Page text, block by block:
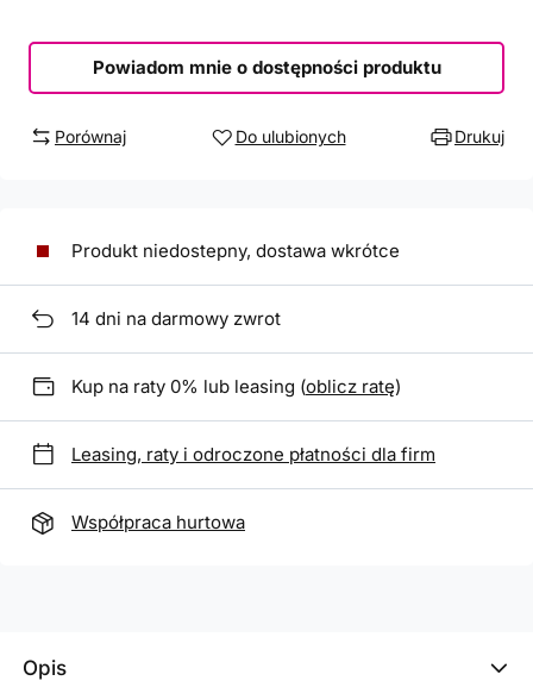
Powiadom mnie o dostępności produktu
Porównaj Do ulubionych Drukuj
Produkt niedostepny, dostawa wkrótce
14 dni na darmowy zwrot
Kup na raty 0% lub leasing (oblicz ratę)
Leasing, raty i odroczone płatności dla firm
Współpraca hurtowa
Opis